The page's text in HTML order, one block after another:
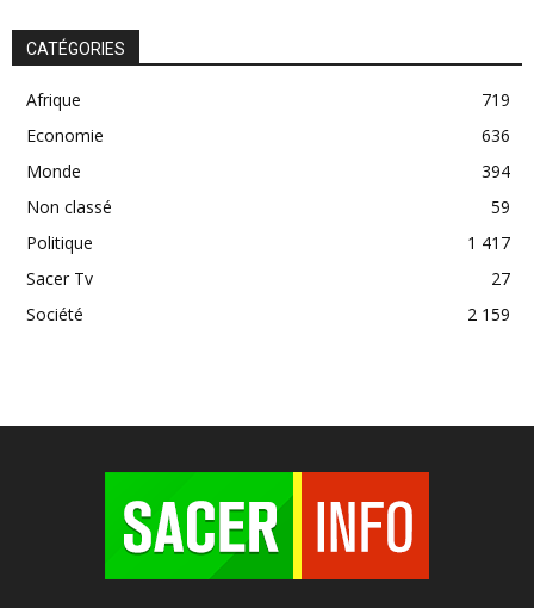
CATÉGORIES
Afrique
719
Economie
636
Monde
394
Non classé
59
Politique
1 417
Sacer Tv
27
Société
2 159